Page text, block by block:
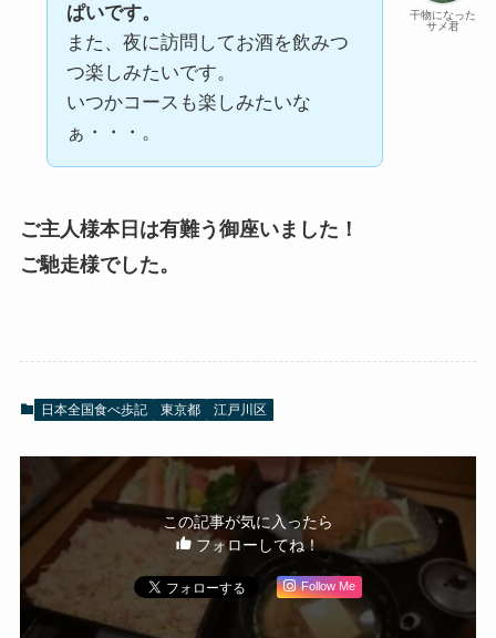
干物になった
サメ君
ぱいです。
また、夜に訪問してお酒を飲みつ
つ楽しみたいです。
いつかコースも楽しみたいな
ぁ・・・。
ご主人様本日は有難う御座いました！
ご馳走様でした。
日本全国食べ歩記 東京都 江戸川区
この記事が気に入ったら
フォローしてね！
Follow Me